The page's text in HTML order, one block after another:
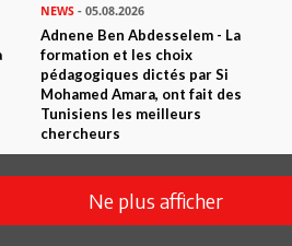
NEWS - 05.08.2026
Adnene Ben Abdesselem - La
formation et les choix
pédagogiques dictés par Si
Mohamed Amara, ont fait des
Tunisiens les meilleurs
chercheurs
Ne plus afficher